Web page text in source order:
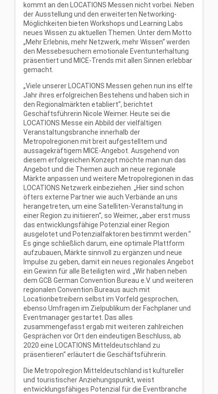
kommt an den LOCATIONS Messen nicht vorbei. Neben
der Ausstellung und den erweiterten Networking-
Möglichkeiten bieten Workshops und Learning Labs
neues Wissen zu aktuellen Themen. Unter dem Motto
„Mehr Erlebnis, mehr Netzwerk, mehr Wissen“ werden
den Messebesuchern emotionale Eventunterhaltung
präsentiert und MICE-Trends mit allen Sinnen erlebbar
gemacht.
„Viele unserer LOCATIONS Messen gehen nun ins elfte
Jahr ihres erfolgreichen Bestehens und haben sich in
den Regionalmärkten etabliert“, berichtet
Geschäftsführerin Nicole Weimer. Heute sei die
LOCATIONS Messe ein Abbild der vielfältigen
Veranstaltungsbranche innerhalb der
Metropolregionen mit breit aufgestelltem und
aussagekräftigem MICE-Angebot. Ausgehend von
diesem erfolgreichen Konzept möchte man nun das
Angebot und die Themen auch an neue regionale
Märkte anpassen und weitere Metropolregionen in das
LOCATIONS Netzwerk einbeziehen. „Hier sind schon
öfters externe Partner wie auch Verbände an uns
herangetreten, um eine Satelliten-Veranstaltung in
einer Region zu initiieren“, so Weimer, „aber erst muss
das entwicklungsfähige Potenzial einer Region
ausgelotet und Potenzialfaktoren bestimmt werden.“
Es ginge schließlich darum, eine optimale Plattform
aufzubauen, Märkte sinnvoll zu ergänzen und neue
Impulse zu geben, damit ein neues regionales Angebot
ein Gewinn für alle Beteiligten wird. „Wir haben neben
dem GCB German Convention Bureau e.V. und weiteren
regionalen Convention Bureaus auch mit
Locationbetreibern selbst im Vorfeld gesprochen,
ebenso Umfragen im Zielpublikum der Fachplaner und
Eventmanager gestartet. Das alles
zusammengefasst ergab mit weiteren zahlreichen
Gesprächen vor Ort den eindeutigen Beschluss, ab
2020 eine LOCATIONS Mitteldeutschland zu
präsentieren“ erläutert die Geschäftsführerin.
Die Metropolregion Mitteldeutschland ist kultureller
und touristischer Anziehungspunkt, weist
entwicklungsfähiges Potenzial für die Eventbranche